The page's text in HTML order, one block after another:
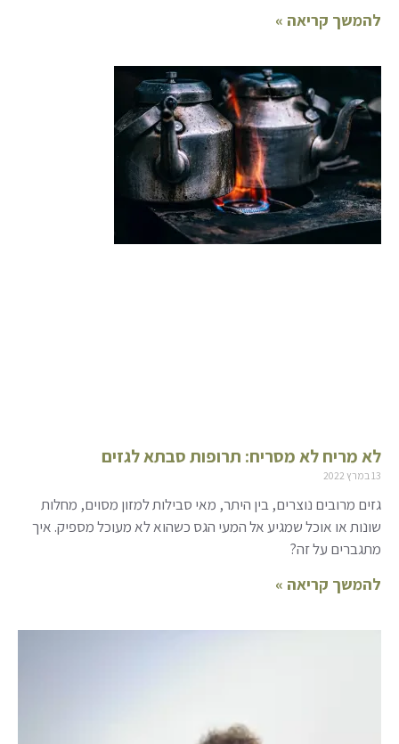
להמשך קריאה »
לא מריח לא מסריח: תרופות סבתא לגזים
13 במרץ 2022
גזים מרובים נוצרים, בין היתר, מאי סבילות למזון מסוים, מחלות
שונות או אוכל שמגיע אל המעי הגס כשהוא לא מעוכל מספיק. איך
מתגברים על זה?
להמשך קריאה »